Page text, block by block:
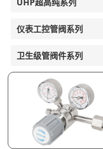
仪表工控管阀系列
卫生级管阀件系列